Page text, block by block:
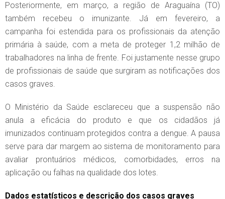
Posteriormente, em março, a região de Araguaína (TO)
também recebeu o imunizante. Já em fevereiro, a
campanha foi estendida para os profissionais da atenção
primária à saúde, com a meta de proteger 1,2 milhão de
trabalhadores na linha de frente. Foi justamente nesse grupo
de profissionais de saúde que surgiram as notificações dos
casos graves.
O Ministério da Saúde esclareceu que a suspensão não
anula a eficácia do produto e que os cidadãos já
imunizados continuam protegidos contra a dengue. A pausa
serve para dar margem ao sistema de monitoramento para
avaliar prontuários médicos, comorbidades, erros na
aplicação ou falhas na qualidade dos lotes.
Dados estatísticos e descrição dos casos graves